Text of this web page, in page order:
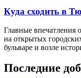
Куда сходить в
Главные
на открытых
бульваре и возле
Последние